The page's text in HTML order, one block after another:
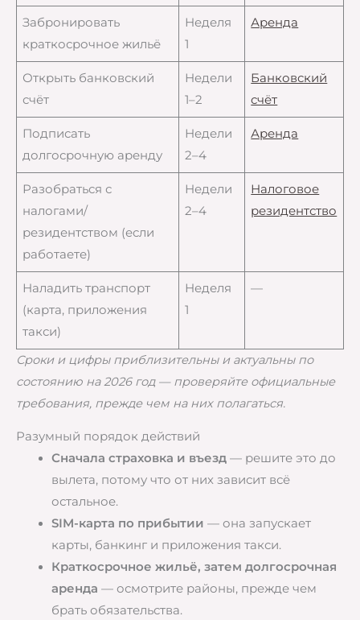
Забронировать
краткосрочное жильё
Неделя
1
Аренда
Открыть банковский
счёт
Недели
1–2
Банковский
счёт
Подписать
долгосрочную аренду
Недели
2–4
Аренда
Разобраться с
налогами/
резидентством (если
работаете)
Недели
2–4
Налоговое
резидентство
Наладить транспорт
(карта, приложения
такси)
Неделя
1
—
Сроки и цифры приблизительны и актуальны по
состоянию на 2026 год — проверяйте официальные
требования, прежде чем на них полагаться.
Разумный порядок действий
Сначала страховка и въезд— решите это до
вылета, потому что от них зависит всё
остальное.
SIM-карта по прибытии — она запускает
карты, банкинг и приложения такси.
Краткосрочное жильё, затем долгосрочная
аренда — осмотрите районы, прежде чем
брать обязательства.